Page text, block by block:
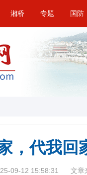
湘桥 专题 国防
，代我回
09-12 15:58:31 文章